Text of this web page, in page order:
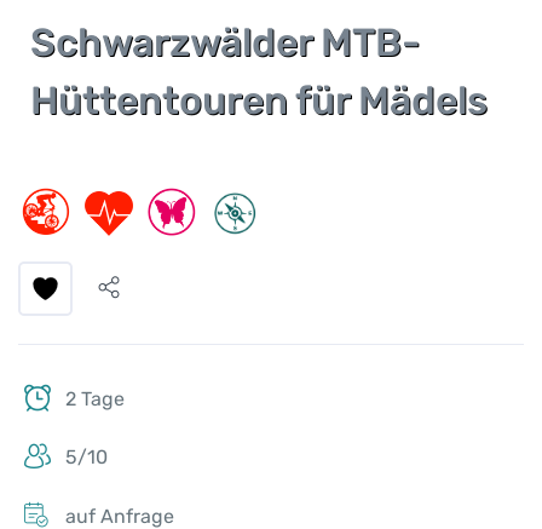
Schwarzwälder MTB-
Hüttentouren für Mädels
2 Tage
5/10
auf Anfrage